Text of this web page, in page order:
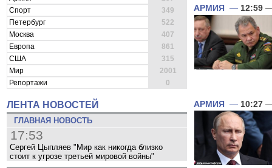
Спорт
349
Петербург
522
Москва
407
Европа
861
США
315
Мир
2001
Репортажи
0
ЛЕНТА НОВОСТЕЙ
ГЛАВНАЯ НОВОСТЬ
17:53
Сергей Цыпляев "Мир как никогда близко
стоит к угрозе третьей мировой войны"
АРМИЯ — 12:59
АРМИЯ — 10:27